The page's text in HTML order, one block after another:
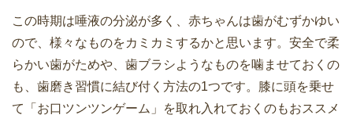
この時期は唾液の分泌が多く、赤ちゃんは歯がむずかゆい
ので、様々なものをカミカミするかと思います。安全で柔
らかい歯がためや、歯ブラシようなものを噛ませておくの
も、歯磨き習慣に結び付く方法の1つです。膝に頭を乗せ
て「お口ツンツンゲーム」を取れ入れておくのもおススメ